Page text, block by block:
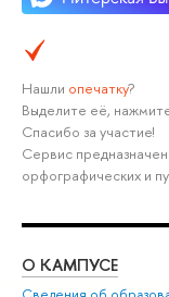
Нашли опечатку?
Выделите её,
Спасибо за участие!
Сервис
орфографических и
О КАМПУСЕ